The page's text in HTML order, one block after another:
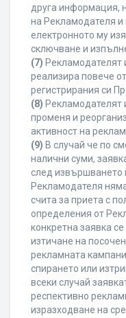
друга информация,
на Рекламодателя
електронното му
сключване и
(7) Рекламодателят
реализира повече
регистрирания си
(8) Рекламодателят
променя и
активност на
(9) В случай че по
налични суми,
след извършването
Рекламодателя
счита за приета с
определения от
конкретна заявка
изтичане на
рекламната
спирането или
всеки случай
респективно
изразходване на